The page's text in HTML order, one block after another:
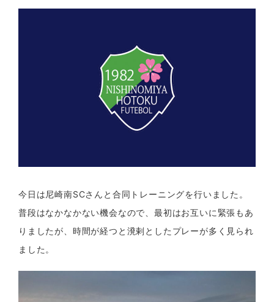
今日は尼崎南SCさんと合同トレーニングを行いました。
普段はなかなかない機会なので、最初はお互いに緊張もあ
りましたが、時間が経つと溌剌としたプレーが多く見られ
ました。